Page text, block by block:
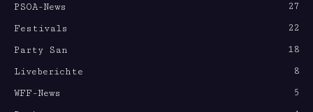
PSOA-News
27
Festivals
22
Party San
18
Liveberichte
8
WFF-News
5